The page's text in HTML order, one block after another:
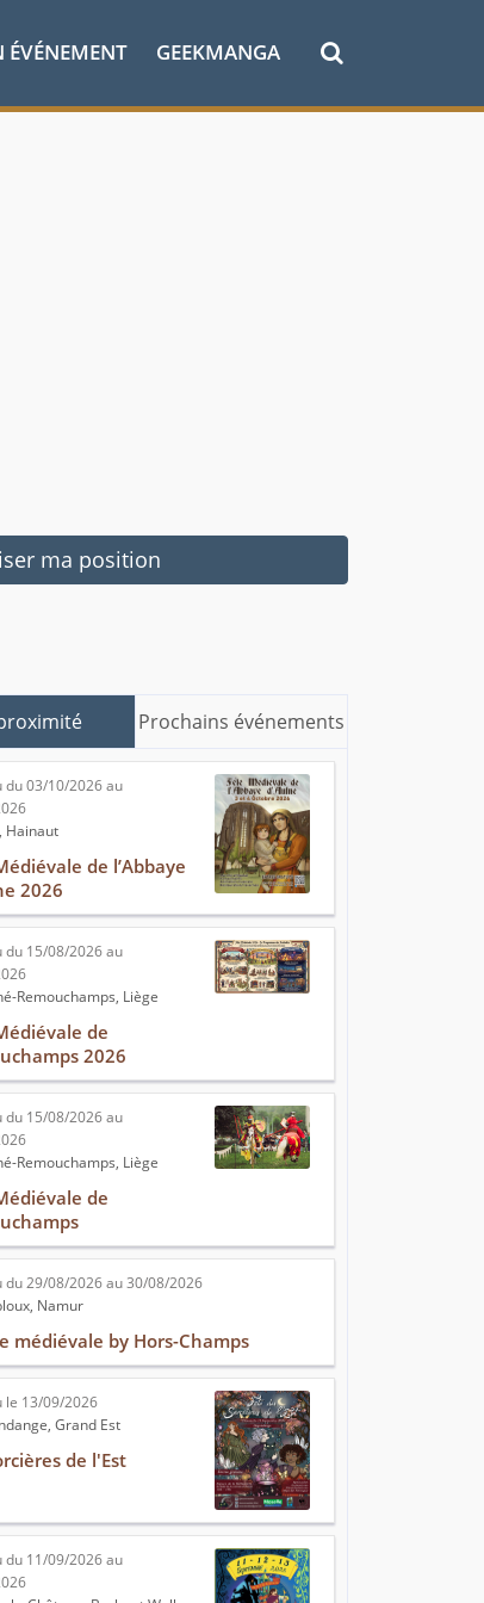
ÉVÉNEMENT GEEKMANGA
ma position
Prochains événements
du 03/10/2026 au
Hainaut
de l’Abbaye
2026
du 15/08/2026 au
Remouchamps, Liège
de
2026
du 15/08/2026 au
Remouchamps, Liège
de
du 29/08/2026 au 30/08/2026
Namur
médiévale by Hors-Champs
le 13/09/2026
Grand Est
de l'Est
du 11/09/2026 au